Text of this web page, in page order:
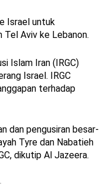
Israel untuk
Tel Aviv ke Lebanon.
Islam Iran (IRGC)
Israel. IRGC
terhadap
dan pengusiran besar-
Tyre dan Nabatieh
dikutip Al Jazeera.